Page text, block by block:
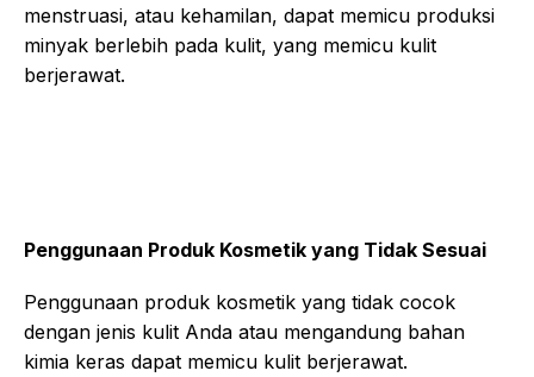
menstruasi, atau kehamilan, dapat memicu produksi
minyak berlebih pada kulit, yang memicu kulit
berjerawat.
Penggunaan Produk Kosmetik yang Tidak Sesuai
Penggunaan produk kosmetik yang tidak cocok
dengan jenis kulit Anda atau mengandung bahan
kimia keras dapat memicu kulit berjerawat.